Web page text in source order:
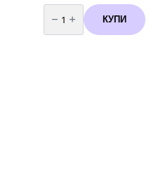
количество
за
Балони
Металик
КУПИ